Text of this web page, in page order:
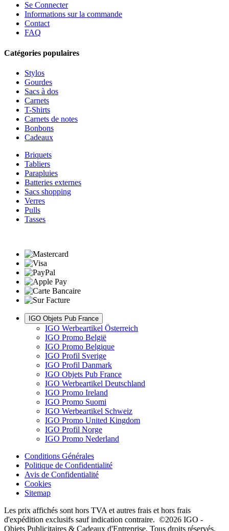
Se Connecter
Informations sur la commande
Contact
FAQ
Catégories populaires
Stylos
Gourdes
Sacs à dos
Carnets
T-Shirts
Carnets de notes
Bonbons
Cadeaux
Briquets
Tabliers
Parapluies
Batteries externes
Sacs shopping
Verres
Pulls
Tasses
IGO Objets Pub France
IGO Werbeartikel Österreich
IGO Promo België
IGO Promo Belgique
IGO Profil Sverige
IGO Profil Danmark
IGO Objets Pub France
IGO Werbeartikel Deutschland
IGO Promo Ireland
IGO Promo Suomi
IGO Werbeartikel Schweiz
IGO Promo United Kingdom
IGO Profil Norge
IGO Promo Nederland
Conditions Générales
Politique de Confidentialité
Avis de Confidentialité
Cookies
Sitemap
Les prix affichés sont hors TVA et autres frais et hors frais
d'expédition exclusifs sauf indication contraire. ©2026 IGO -
Objets Publicitaires & Cadeaux d'Entreprise. Tous droits réservés.